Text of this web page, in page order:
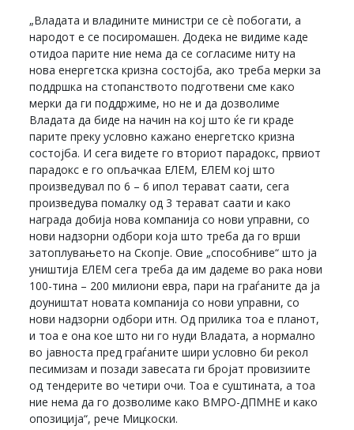
„Владата и владините министри се сѐ побогати, а
народот е се посиромашен. Додека не видиме каде
отидоа парите ние нема да се согласиме ниту на
нова енергетска кризна состојба, ако треба мерки за
поддршка на стопанството подготвени сме како
мерки да ги поддржиме, но не и да дозволиме
Владата да биде на начин на кој што ќе ги краде
парите преку условно кажано енергетско кризна
состојба. И сега видете го вториот парадокс, првиот
парадокс е го опљачкаа ЕЛЕМ, ЕЛЕМ кој што
произведувал по 6 – 6 ипол терават саати, сега
произведува помалку од 3 терават саати и како
награда добија нова компанија со нови управни, со
нови надзорни одбори која што треба да го врши
затоплувањето на Скопје. Овие „способниве“ што ја
уништија ЕЛЕМ сега треба да им дадеме во рака нови
100-тина – 200 милиони евра, пари на граѓаните да ја
доуништат новата компанија со нови управни, со
нови надзорни одбори итн. Од прилика тоа е планот,
и тоа е она кое што ни го нуди Владата, а нормално
во јавноста пред граѓаните шири условно би рекол
песимизам и позади завесата ги бројат провизиите
од тендерите во четири очи. Тоа е суштината, а тоа
ние нема да го дозволиме како ВМРО-ДПМНЕ и како
опозиција“, рече Мицкоски.